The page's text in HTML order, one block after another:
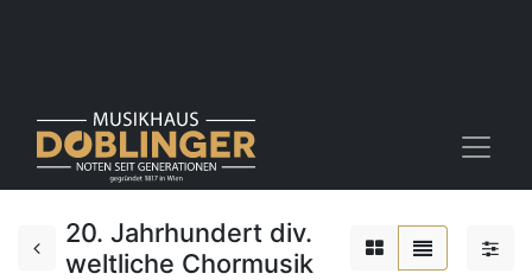
20. Jahrhundert div.
weltliche Chormusik